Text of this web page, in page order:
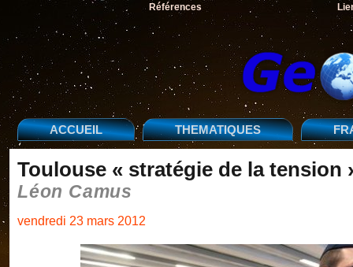
Références
ACCUEIL THEMATIQUES
Toulouse « stratégie de la tension
Léon Camus
vendredi 23 mars 2012